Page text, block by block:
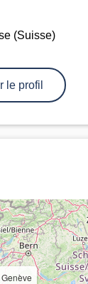
(Suisse)
le profil